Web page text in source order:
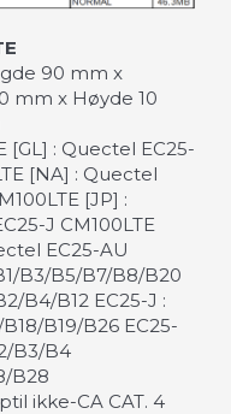
90 mm x
mm x Høyde 10
[GL] : Quectel EC25-
[NA] : Quectel
[JP] :
J CM100LTE
EC25-AU
B3/B5/B7/B8/B20
B4/B12 EC25-J :
B19/B26 EC25-
B3/B4
B28
ikke-CA CAT. 4